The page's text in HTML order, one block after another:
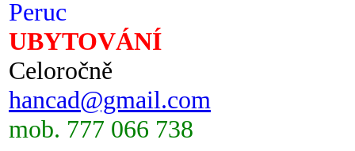
Peruc
UBYTOVÁNÍ
Celoročně
hancad@gmail.com
mob. 777 066 738